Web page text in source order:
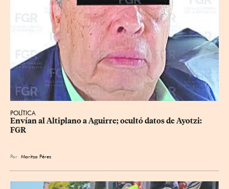
POLÍTICA
Envían al Altiplano a Aguirre; ocultó datos de Ayotzi:
FGR
Por Maritza Pérez